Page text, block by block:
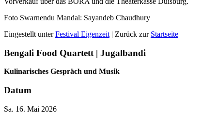
Foto Swarnendu Mandal: Sayandeb Chaudhury
Eingestellt unterFestival Eigenzeit | Zurück zur Startseite
Bengali Food Quartett | Jugalbandi
Kulinarisches Gespräch und Musik
Datum
Sa. 16. Mai 2026